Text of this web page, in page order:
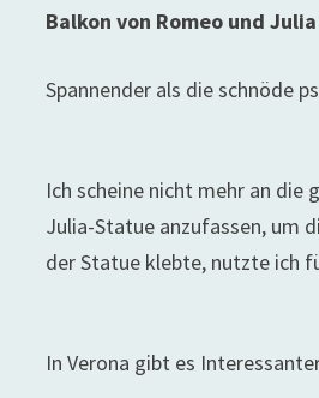
Balkon von Romeo und Julia
Spannender als die schnöde
Ich scheine nicht mehr an die
Julia-Statue anzufassen, um
der Statue klebte, nutzte ich
In Verona gibt es